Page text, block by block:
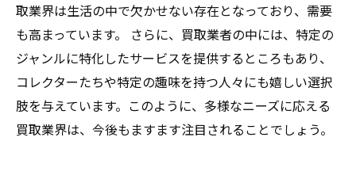
取業界は生活の中で欠かせない存在となっており、需要
も高まっています。 さらに、買取業者の中には、特定の
ジャンルに特化したサービスを提供するところもあり、
コレクターたちや特定の趣味を持つ人々にも嬉しい選択
肢を与えています。このように、多様なニーズに応える
買取業界は、今後もますます注目されることでしょう。